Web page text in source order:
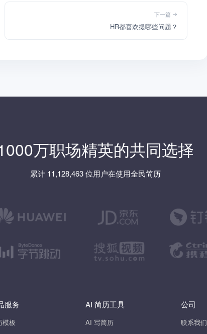
下一篇
HR都喜欢提哪些问题？
万职场精英的共同选择
累计 11,128,463 位用户在使用全民简历
服务
模板
AI 简历工具
AI 写简历
公司
联系我们